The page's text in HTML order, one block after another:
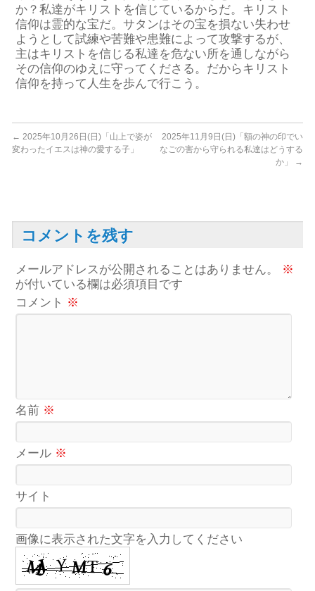
か？私達がキリストを信じているからだ。 キリスト
信仰は霊的な宝だ。サタンはその宝を損ない失わせ
ようとして試練や苦難や患難によって攻撃するが、
主はキリストを信じる私達を危ない所を通しながら
その信仰のゆえに守ってくださ る。 だからキリスト
信仰を持って 人生 を歩んで行こう 。
← 2025年10月26日(日)「山上で姿が
変わったイエスは神の愛する子」
2025年11月9日(日)「額の神の印でい
なごの害から守られる私達はどうする
か」
→
コメントを残す
メールアドレスが公開されることはありません。
※
が付いている欄は必須項目です
コメント ※
名前 ※
メール ※
サイト
画像に表示された文字を入力してください